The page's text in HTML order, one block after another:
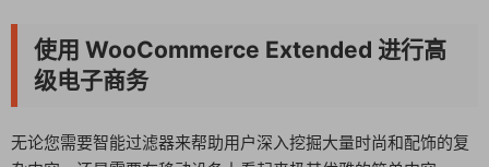
使用 WooCommerce Extended 进行高
级电子商务
无论您需要智能过滤器来帮助用户深入挖掘大量时尚和配饰的复